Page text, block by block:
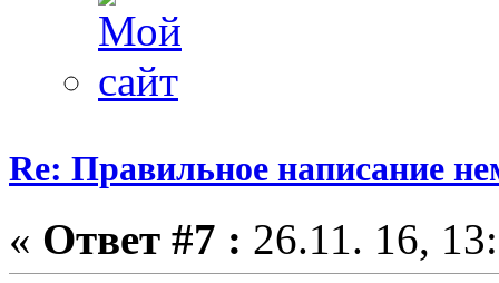
Re: Правильное написание
« Ответ #7 : 26.11. 16,